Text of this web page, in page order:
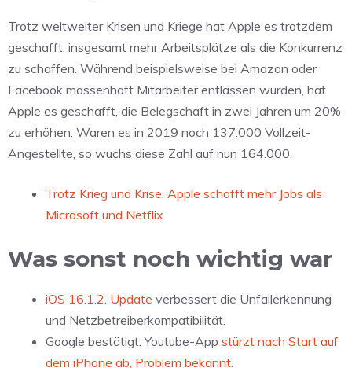
Trotz weltweiter Krisen und Kriege hat Apple es trotzdem
geschafft, insgesamt mehr Arbeitsplätze als die Konkurrenz
zu schaffen. Während beispielsweise bei Amazon oder
Facebook massenhaft Mitarbeiter entlassen wurden, hat
Apple es geschafft, die Belegschaft in zwei Jahren um 20%
zu erhöhen. Waren es in 2019 noch 137.000 Vollzeit-
Angestellte, so wuchs diese Zahl auf nun 164.000.
Trotz Krieg und Krise: Apple schafft mehr Jobs als
Microsoft und Netflix
Was sonst noch wichtig war
iOS 16.1.2. Update verbessert die Unfallerkennung
und Netzbetreiberkompatibilität.
Google bestätigt: Youtube-App stürzt nach Start auf
dem iPhone ab, Problem bekannt.